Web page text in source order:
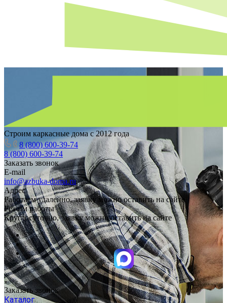
Строим каркасные дома с 2012 года
8 (800) 600-39-74
8 (800) 600-39-74
Заказать звонок
E-mail
info@azbuka-doma.ru
Адрес
Работаем удаленно, заявку можно оставить на сайте
Режим работы
Круглосуточно, заявку можно оставить на сайте
Заказать звонок
Каталог